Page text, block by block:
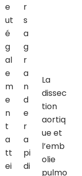
e
ut
é
g
al
e
m
e
n
t
a
tt
ei
r
s
a
g
r
a
n
d
e
r
a
pi
di
La
dissec
tion
aortiq
ue et
l’emb
olie
pulmo